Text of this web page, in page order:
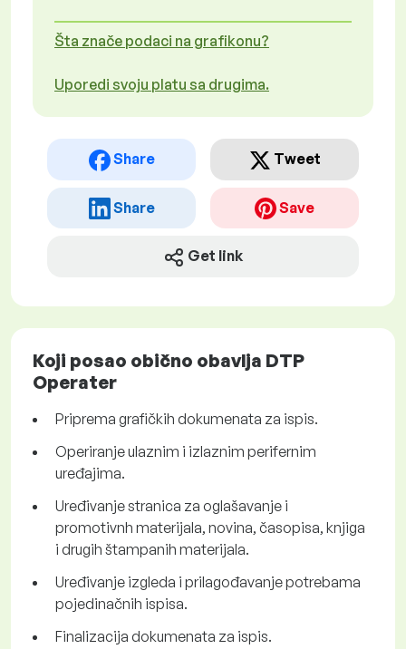
Šta znače podaci na grafikonu?
Uporedi svoju platu sa drugima.
Share Tweet
Share Save
Get link
Koji posao obično obavlja DTP
Operater
Priprema grafičkih dokumenata za ispis.
Operiranje ulaznim i izlaznim perifernim
uređajima.
Uređivanje stranica za oglašavanje i
promotivnh materijala, novina, časopisa, knjiga
i drugih štampanih materijala.
Uređivanje izgleda i prilagođavanje potrebama
pojedinačnih ispisa.
Finalizacija dokumenata za ispis.